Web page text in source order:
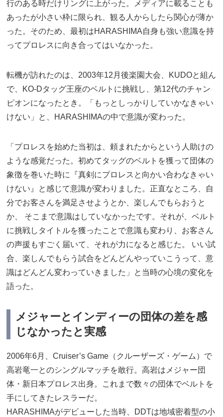
行のある時だけリングに上がった。メディアに載ることも
あったが小さい枠に限られ、観る人からしたら関心が薄か
った。そのため、最初はHARASHIMA自身も強い意識を持
ってプロレスに向き合ってはいなかった。
転機が訪れたのは、2003年12月後楽園大会、KUDOと組ん
で、KO-Dタッグ王座のベルトに挑戦し、第12代のチャン
ピオンになったとき。「もっとしっかりしていかなきゃい
けない」と、HARASHIMAの中で意識が変わった。
「プロレスを始めた当初は、頼まれたからという人助けの
ような感覚だった。初めてタッグのベルトを獲って団体の
象徴を巻いた時に『真剣にプロレスと向かい合わなきゃい
けない』と感じて意識が変わりました。正直なところ、自
分でお客さんを満足させようとか、楽しんでもらおうと
か、 そこまで意識はしていなかったです。それが、ベルト
に挑戦しタイトルを獲ったことで意識も変わり、お客さん
の声援もすごく届いて、それが力になると感じた。 いい試
合、楽しんでもらう試合をどんどんやっていこうって、意
識はどんどん変わっていきました」と当時の心境の変化を
語った。
メジャーとインディーの団体の差を感
じなかったと実感
2006年6月、Cruiser’s Game（クルーザーズ・ゲーム）で
高岩竜一とのシングルマッチを敢行。高岩はメジャー団
体・新日本プロレス出身。これまで数々の団体でベルトを
手にしてきたレスラーだ。
HARASHIMAがデビューした当時、DDTは地域密着型の小